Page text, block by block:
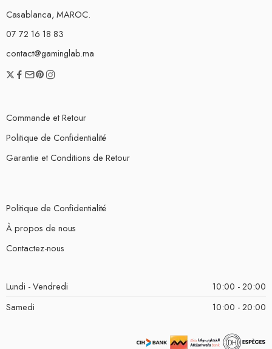
Casablanca, MAROC.
07 72 16 18 83
contact@gaminglab.ma
Commande et Retour
Politique de Confidentialité
Garantie et Conditions de Retour
Politique de Confidentialité
À propos de nous
Contactez-nous
Lundi - Vendredi
10:00 - 20:00
Samedi
10:00 - 20:00